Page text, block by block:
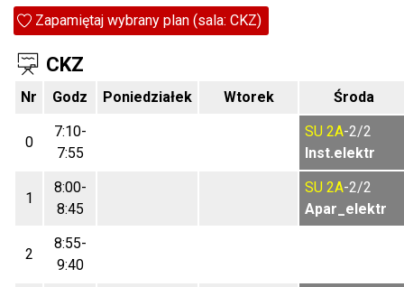
Zapamiętaj wybrany plan (sala: CKZ)
CKZ
Nr Godz Poniedziałek Wtorek Środa
0
7:10-
7:55
SU 2A-2/2
Inst.elektr
1
8:00-
8:45
SU 2A-2/2
Apar_elektr
2
8:55-
9:40